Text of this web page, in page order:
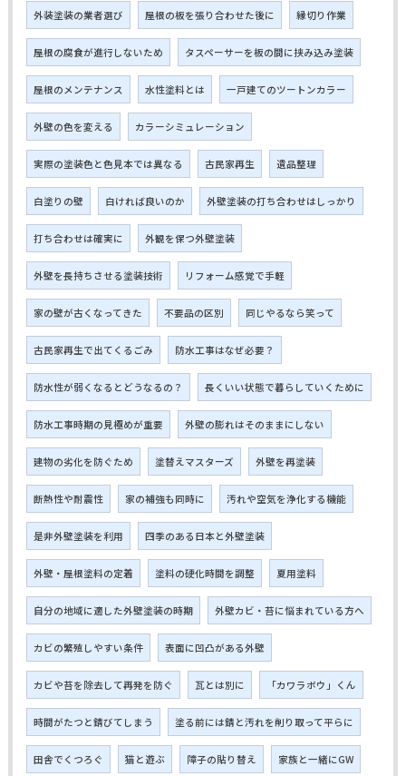
外装塗装の業者選び 屋根の板を張り合わせた後に 縁切り作業
屋根の腐食が進行しないため タスペーサーを板の間に挟み込み塗装
屋根のメンテナンス 水性塗料とは 一戸建てのツートンカラー
外壁の色を変える カラーシミュレーション
実際の塗装色と色見本では異なる 古民家再生 遺品整理
白塗りの壁 白ければ良いのか 外壁塗装の打ち合わせはしっかり
打ち合わせは確実に 外観を保つ外壁塗装
外壁を長持ちさせる塗装技術 リフォーム感覚で手軽
家の壁が古くなってきた 不要品の区別 同じやるなら笑って
古民家再生で出てくるごみ 防水工事はなぜ必要？
防水性が弱くなるとどうなるの？ 長くいい状態で暮らしていくために
防水工事時期の見極めが重要 外壁の膨れはそのままにしない
建物の劣化を防ぐため 塗替えマスターズ 外壁を再塗装
断熱性や耐震性 家の補強も同時に 汚れや空気を浄化する機能
是非外壁塗装を利用 四季のある日本と外壁塗装
外壁・屋根塗料の定着 塗料の硬化時間を調整 夏用塗料
自分の地域に適した外壁塗装の時期 外壁カビ・苔に悩まれている方へ
カビの繁殖しやすい条件 表面に凹凸がある外壁
カビや苔を除去して再発を防ぐ 瓦とは別に 「カワラボウ」くん
時間がたつと錆びてしまう 塗る前には錆と汚れを削り取って平らに
田舎でくつろぐ 猫と遊ぶ 障子の貼り替え 家族と一緒にGW